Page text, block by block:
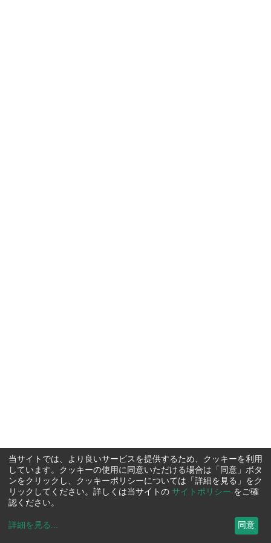
当サイトでは、より良いサービスを提供するため、クッキーを利用
しています。クッキーの使用に同意いただける場合は「同意」ボタ
ンをクリックし、クッキーポリシーについては「詳細を見る」をク
リックしてください。詳しくは当サイトの サイトポリシー をご確
認ください。
詳細を見る ... 同意